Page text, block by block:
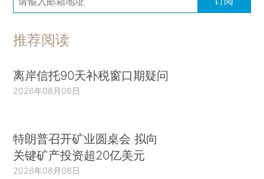
推荐阅读
离岸信托90天补税窗口期疑问
2026年08月08日
特朗普召开矿业圆桌会 拟向
关键矿产投资超20亿美元
2026年08月08日